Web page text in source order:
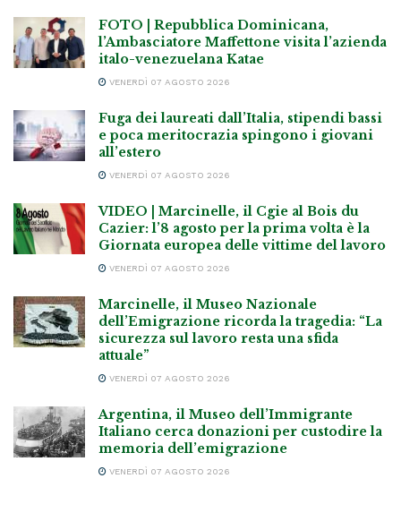
FOTO | Repubblica Dominicana,
l’Ambasciatore Maffettone visita l’azienda
italo-venezuelana Katae
VENERDÌ 07 AGOSTO 2026
Fuga dei laureati dall’Italia, stipendi bassi
e poca meritocrazia spingono i giovani
all’estero
VENERDÌ 07 AGOSTO 2026
VIDEO | Marcinelle, il Cgie al Bois du
Cazier: l’8 agosto per la prima volta è la
Giornata europea delle vittime del lavoro
VENERDÌ 07 AGOSTO 2026
Marcinelle, il Museo Nazionale
dell’Emigrazione ricorda la tragedia: “La
sicurezza sul lavoro resta una sfida
attuale”
VENERDÌ 07 AGOSTO 2026
Argentina, il Museo dell’Immigrante
Italiano cerca donazioni per custodire la
memoria dell’emigrazione
VENERDÌ 07 AGOSTO 2026